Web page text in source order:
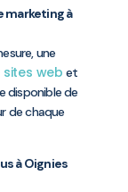
marketing à
une
web et
disponible de
de chaque
à Oignies